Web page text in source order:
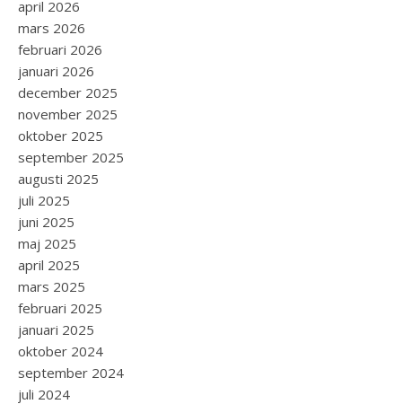
april 2026
mars 2026
februari 2026
januari 2026
december 2025
november 2025
oktober 2025
september 2025
augusti 2025
juli 2025
juni 2025
maj 2025
april 2025
mars 2025
februari 2025
januari 2025
oktober 2024
september 2024
juli 2024